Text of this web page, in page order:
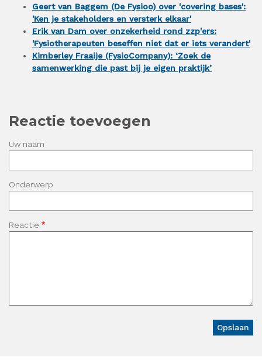
Geert van Baggem (De Fysioo) over 'covering bases':
'Ken je stakeholders en versterk elkaar'
Erik van Dam over onzekerheid rond zzp'ers:
'Fysiotherapeuten beseffen niet dat er iets verandert'
Kimberley Fraaije (FysioCompany): ‘Zoek de
samenwerking die past bij je eigen praktijk’
Reactie toevoegen
Uw naam
Onderwerp
Reactie